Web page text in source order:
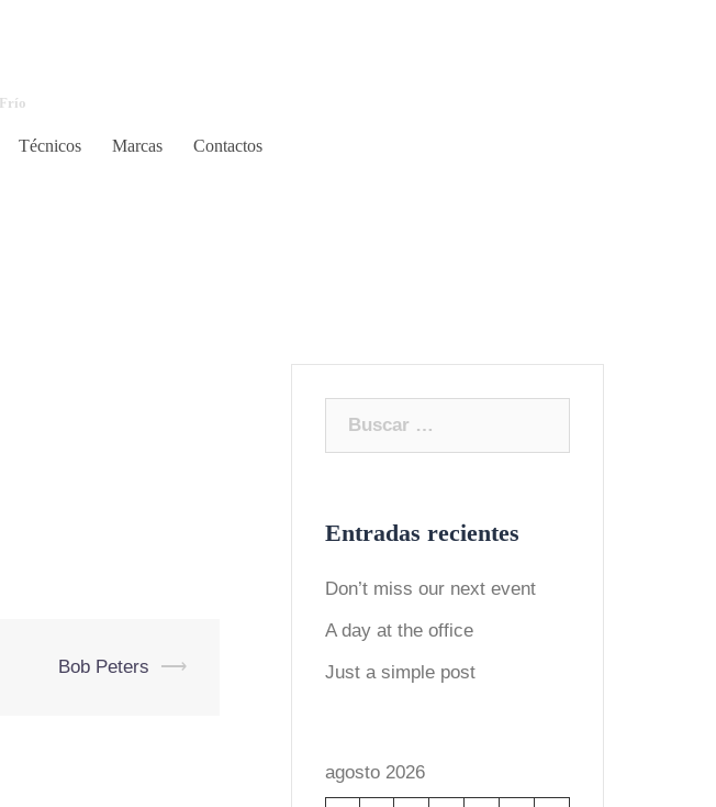
Técnicos Marcas Contactos
Bob Peters ⟶
Entradas recientes
Don’t miss our next event
A day at the office
Just a simple post
agosto 2026